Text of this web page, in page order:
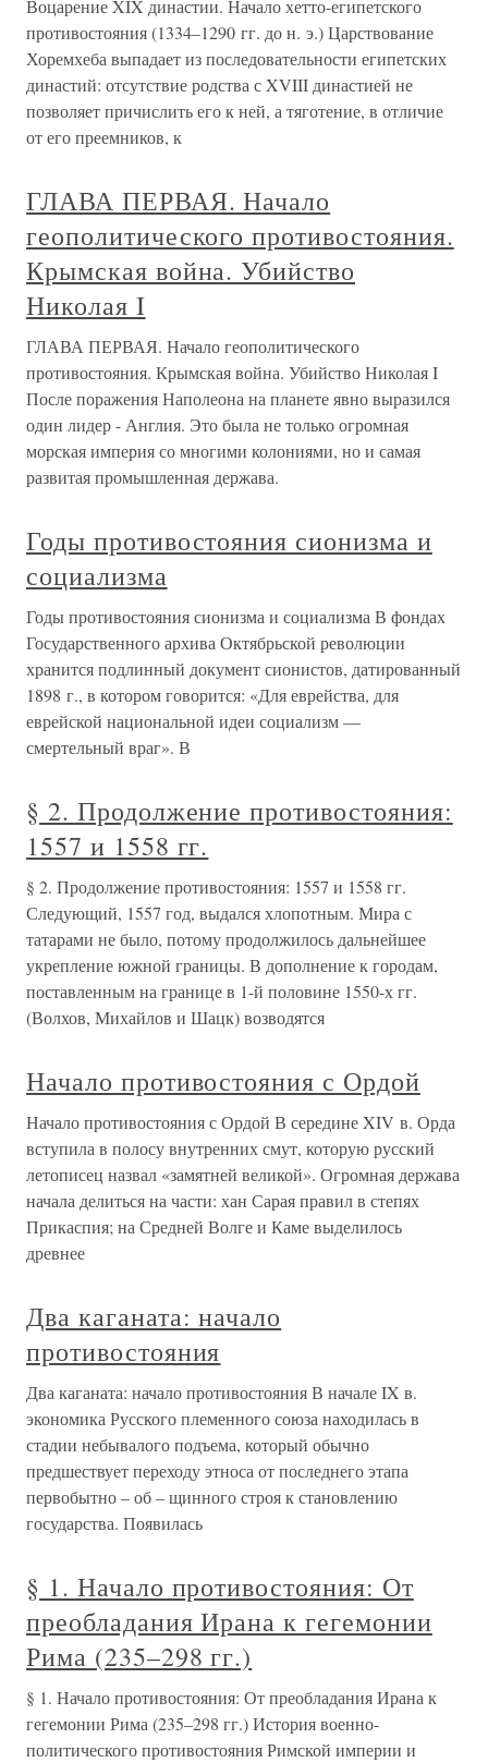
Воцарение XIX династии. Начало хетто-египетского
противостояния (1334–1290 гг. до н. э.) Царствование
Хоремхеба выпадает из последовательности египетских
династий: отсутствие родства с XVIII династией не
позволяет причислить его к ней, а тяготение, в отличие
от его преемников, к
ГЛАВА ПЕРВАЯ. Начало
геополитического противостояния.
Крымская война. Убийство
Николая I
ГЛАВА ПЕРВАЯ. Начало геополитического
противостояния. Крымская война. Убийство Николая I
После поражения Наполеона на планете явно выразился
один лидер - Англия. Это была не только огромная
морская империя со многими колониями, но и самая
развитая промышленная держава.
Годы противостояния сионизма и
социализма
Годы противостояния сионизма и социализма В фондах
Государственного архива Октябрьской революции
хранится подлинный документ сионистов, датированный
1898 г., в котором говорится: «Для еврейства, для
еврейской национальной идеи социализм —
смертельный враг». В
§ 2. Продолжение противостояния:
1557 и 1558 гг.
§ 2. Продолжение противостояния: 1557 и 1558 гг.
Следующий, 1557 год, выдался хлопотным. Мира с
татарами не было, потому продолжилось дальнейшее
укрепление южной границы. В дополнение к городам,
поставленным на границе в 1-й половине 1550-х гг.
(Волхов, Михайлов и Шацк) возводятся
Начало противостояния с Ордой
Начало противостояния с Ордой В середине XIV в. Орда
вступила в полосу внутренних смут, которую русский
летописец назвал «замятней великой». Огромная держава
начала делиться на части: хан Сарая правил в степях
Прикаспия; на Средней Волге и Каме выделилось
древнее
Два каганата: начало
противостояния
Два каганата: начало противостояния В начале IX в.
экономика Русского племенного союза находилась в
стадии небывалого подъема, который обычно
предшествует переходу этноса от последнего этапа
первобытно – об – щинного строя к становлению
государства. Появилась
§ 1. Начало противостояния: От
преобладания Ирана к гегемонии
Рима (235–298 гг.)
§ 1. Начало противостояния: От преобладания Ирана к
гегемонии Рима (235–298 гг.) История военно-
политического противостояния Римской империи и